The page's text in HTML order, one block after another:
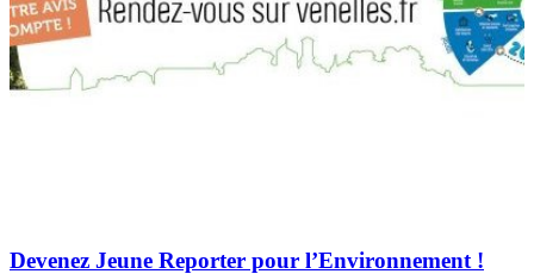
Devenez Jeune Reporter pour l’Environnement !